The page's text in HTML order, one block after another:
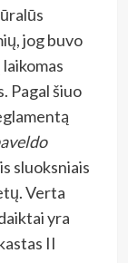
jog buvo
Pagal šiuo
sluoksniais
Verta
yra
II